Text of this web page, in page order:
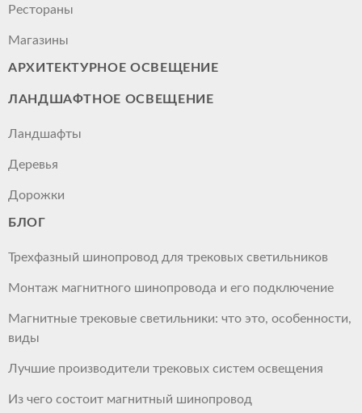
Рестораны
Магазины
АРХИТЕКТУРНОЕ ОСВЕЩЕНИЕ
ЛАНДШАФТНОЕ ОСВЕЩЕНИЕ
Ландшафты
Деревья
Дорожки
БЛОГ
Трехфазный шинопровод для трековых светильников
Монтаж магнитного шинопровода и его подключение
Магнитные трековые светильники: что это, особенности,
виды
Лучшие производители трековых систем освещения
Из чего состоит магнитный шинопровод